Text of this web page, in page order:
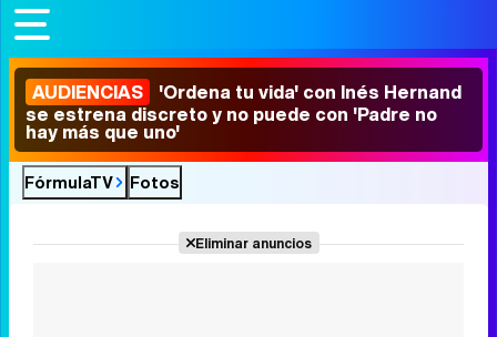
AUDIENCIAS 'Ordena tu vida' con Inés Hernand
se estrena discreto y no puede con 'Padre no
hay más que uno'
FórmulaTV Fotos
Eliminar anuncios